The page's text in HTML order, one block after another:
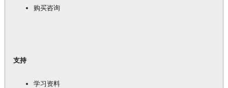
购买咨询
支持
学习资料